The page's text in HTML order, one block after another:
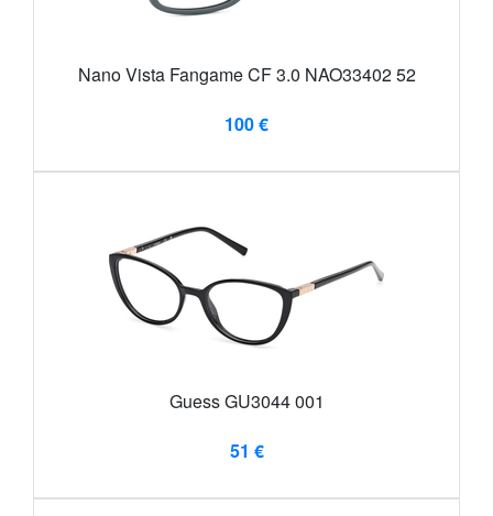
Nano Vista Fangame CF 3.0 NAO33402 52
100 €
Guess GU3044 001
51 €